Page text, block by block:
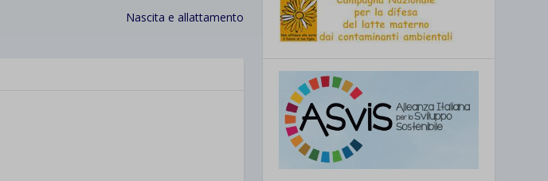
Nascita e allattamento